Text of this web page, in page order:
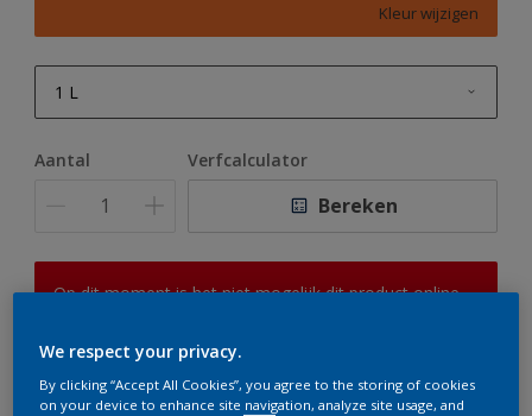
Kleur wijzigen
1 L
10 L
Aantal Verfcalculator
Bereken
Op dit moment is het niet mogelijk dit product online
er hard aan om de voorraad aan te vullen.
We respect your privacy.
By clicking “Accept All Cookies”, you agree to the storing of cookies
on your device to enhance site navigation, analyze site usage, and